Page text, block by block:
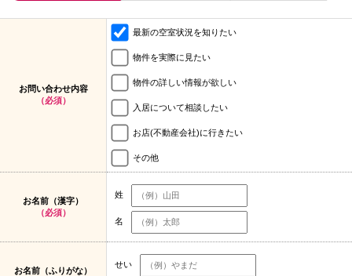
お問い合わせ内容
（必須）
最新の空室状況を知りたい
物件を実際に見たい
物件の詳しい情報が欲しい
入居について相談したい
お店(不動産会社)に行きたい
その他
お名前（漢字）
（必須）
姓
名
お名前（ふりがな）
せい